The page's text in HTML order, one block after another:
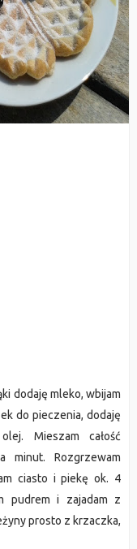
dodaję mleko, wbijam
do pieczenia, dodaję
Mieszam całość
minut. Rozgrzewam
ciasto i piekę ok. 4
pudrem i zajadam z
prosto z krzaczka,